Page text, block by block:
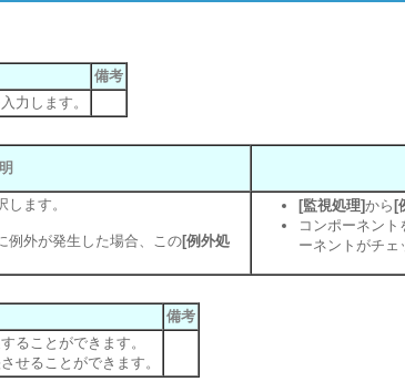
備考
力します。
ます。
例外が発生した場合、この[例外処
[監視処理]から [
コンポーネント
ーネントがチェ
備考
ることができます。
せることができます。